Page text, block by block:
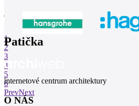
1
2
3
4
5
6
PrevNext
Patička
internetové centrum architektury
O NÁS